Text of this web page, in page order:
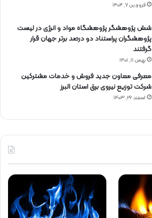
فروردین ۷, ۱۴۰۴
شش پژوهشگر پژوهشگاه مواد و انرژی در لیست
پژوهشگران پراستناد دو درصد برتر جهان قرار
گرفتند
بهمن ۱۱, ۱۴۰۱
معرفی معاون جدید فروش و خدمات مشتركین
شركت توزیع نیروی برق استان البرز
اسفند ۲۶, ۱۴۰۳